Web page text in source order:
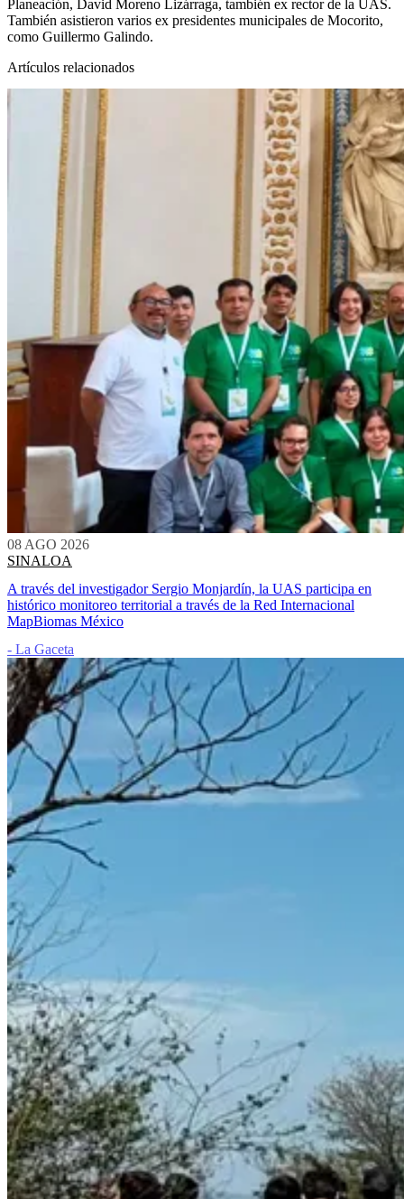
Planeación, David Moreno Lizárraga, también ex rector de la UAS.
También asistieron varios ex presidentes municipales de Mocorito,
como Guillermo Galindo.
Artículos relacionados
08 AGO 2026
SINALOA
A través del investigador Sergio Monjardín, la UAS participa en
histórico monitoreo territorial a través de la Red Internacional
MapBiomas México
- La Gaceta